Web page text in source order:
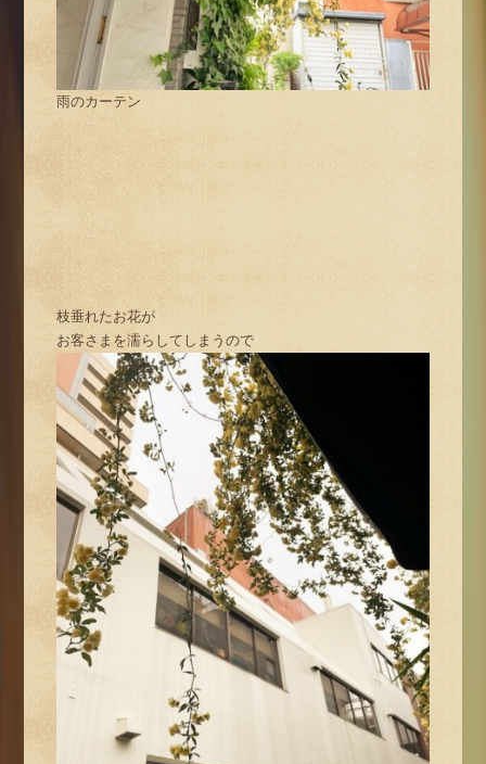
雨のカーテン
枝垂れたお花が
お客さまを濡らしてしまうので